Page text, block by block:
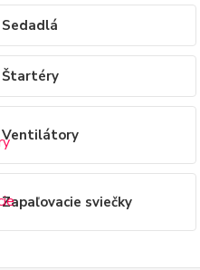
Sedadlá
Štartéry
Ventilátory
Zapaľovacie sviečky